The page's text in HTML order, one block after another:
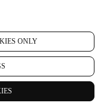
ONLY
rimelige tiltak for å
bare brukes for de
(og ikke for
kan få innsyn i eller få
tekniske og
å verne mot tap,
Selv om vi ikke